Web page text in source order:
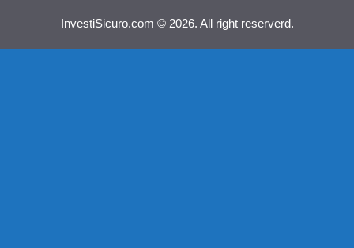
InvestiSicuro.com © 2026. All right reserverd.